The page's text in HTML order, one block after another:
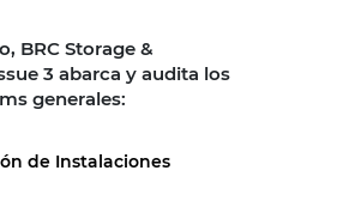
BRC Storage &
3 abarca y audita los
generales:
de Instalaciones